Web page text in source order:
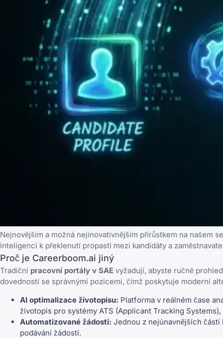
Nejnovějším a možná nejinovativnějším přírůstkem na našem
inteligenci k překlenutí propasti mezi kandidáty a
Proč je Careerboom.ai jiný
Tradiční pracovní portály v SAE vyžadují, abyste ručně
dovedností se správnými pozicemi, čímž poskytuje moderní
AI optimalizace životopisu: Platforma v reálném čase
životopis pro systémy ATS (Applicant Tracking
Automatizované žádosti: Jednou z nejúnavnějších
podávání žádostí.